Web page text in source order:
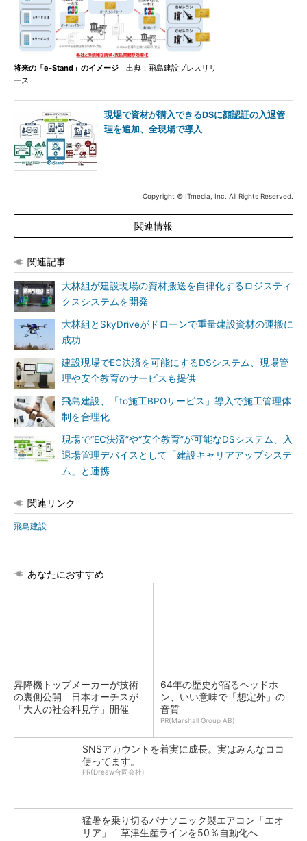
将来の「e-Stand」のイメージ 出典：飛島建設プレスリリ
ース
現場で資材が購入できるDSに顔認証の入退管
理を追加、全現場で導入
Copyright © ITmedia, Inc. All Rights Reserved.
関連情報
関連記事
大林組が建設現場の資材搬送を自律化するロジスティ
クスシステムを開発
大林組とSkyDriveがドローンで重量建設資材の運搬に
成功
建設現場でEC決済を可能にするDSシステム、現場管
理や安全教育のサービスも提供
飛島建設、「to施工BPOサービス」導入で施工管理体
制を合理化
現場で“EC決済”や“安全教育”が可能なDSシステム、入
退場管理デバイスとして「建設キャリアアップシステ
ム」と連携
関連リンク
飛島建設
あなたにおすすめ
昇降機トップメーカーが技術
の裏側公開 日本オーチスが
「大人の社会科見学」開催
64年の歴史が宿るヘッドホ
ン、いい意味で「想定外」の
音質
PR(Marshall Group AB)
SNSアカウントを着実に成長。実はみんなココ
使ってます。
PR(Dreaw合同会社)
猛暑を乗り切るパナソニック製エアコン「エオ
リア」 草津生産ラインを50％自動化へ